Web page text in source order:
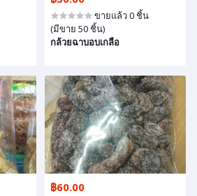
ขายแล้ว 0 ชิ้น
(มีขาย 50 ชิ้น)
กล้วยฉาบอบเกลือ
฿60.00